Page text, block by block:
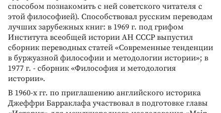
способом познакомить с ней советского читателя с
этой философией). Способствовал русским переводам
лучших зарубежных книг: в 1969 г. под грифом
Института всеобщей истории АН СССР выпустил
сборник переводных статей «Современные тенденции
в буржуазной философии и методологии истории»; в
1977 г. - сборник «Философия и методология
истории».
В 1960-х гг. по приглашению английского историка
Джеффри Барраклафа участвовал в подготовке главы